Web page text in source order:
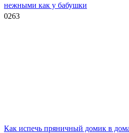
нежными как у бабушки
0263
Как испечь пряничный домик в